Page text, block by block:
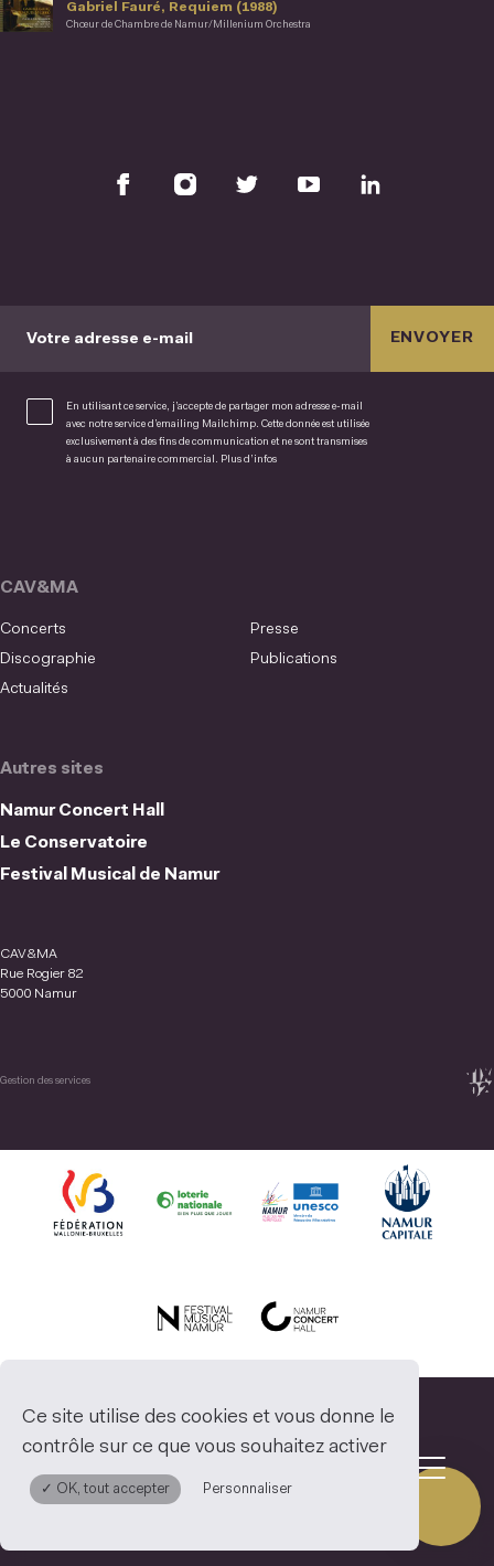
Gabriel Fauré, Requiem (1988)
Chœur de Chambre de Namur/Millenium Orchestra
Votre adresse e-mail
En utilisant ce service, j’accepte de partager mon adresse e-mail
avec notre service d’emailing Mailchimp. Cette donnée est utilisée
exclusivement à des fins de communication et ne sont transmises
à aucun partenaire commercial.
Plus d’infos
ENVOYER
Autres sites
Namur Concert Hall
Le Conservatoire
Festival Musical de Namur
CAV&MA
Concerts
Presse
Discographie
Publications
Actualités
CAV&MA
Rue Rogier 82
5000 Namur
Gestion des services
Ce site utilise des cookies et vous donne le
contrôle sur ce que vous souhaitez activer
✓ OK, tout accepter Personnaliser